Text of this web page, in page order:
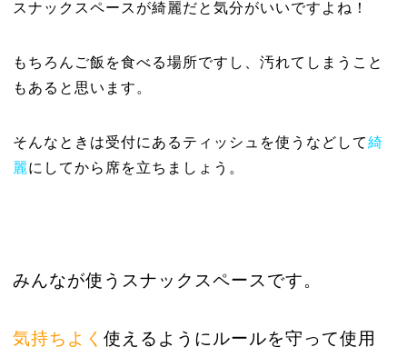
スナックスペースが綺麗だと気分がいいですよね！
もちろんご飯を食べる場所ですし、汚れてしまうこと
もあると思います。
そんなときは受付にあるティッシュを使うなどして綺
麗にしてから席を立ちましょう。
みんなが使うスナックスペースです。
気持ちよく 使えるようにルールを守って使用